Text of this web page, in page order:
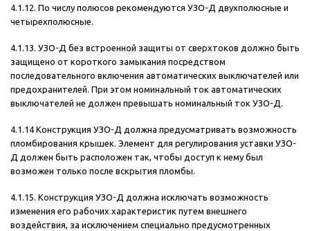
4.1.12. По числу полюсов рекомендуются УЗО-Д двухполюсные и
четырехполюсные.
4.1.13. УЗО-Д без встроенной защиты от сверхтоков должно быть
защищено от короткого замыкания посредством
последовательного включения автоматических выключателей или
предохранителей. При этом номинальный ток автоматических
выключателей не должен превышать номинальный ток УЗО-Д.
4.1.14 Конструкция УЗО-Д должна предусматривать возможность
пломбирования крышек. Элемент для регулирования уставки УЗО-
Д должен быть расположен так, чтобы доступ к нему был
возможен только после вскрытия пломбы.
4.1.15. Конструкция УЗО-Д должна исключать возможность
изменения его рабочих характеристик путем внешнего
воздействия, за исключением специально предусмотренных